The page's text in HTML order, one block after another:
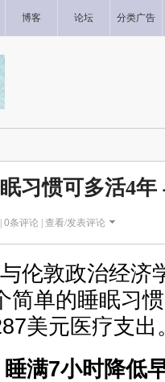
博客 论坛 分类广告
习惯可多活4
0条评论 | 查看/发表评论
伦敦政治经济
简单的睡眠习
美元医疗支出
满7小时降低